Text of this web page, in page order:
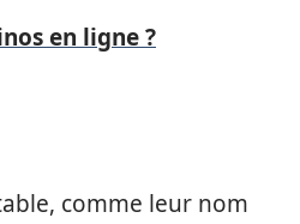
en ligne ?
comme leur nom